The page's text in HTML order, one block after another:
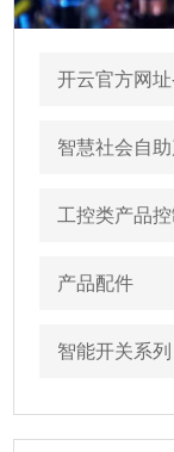
开云官方网
智慧社会自
工控类产品控
产品配件
智能开关系列